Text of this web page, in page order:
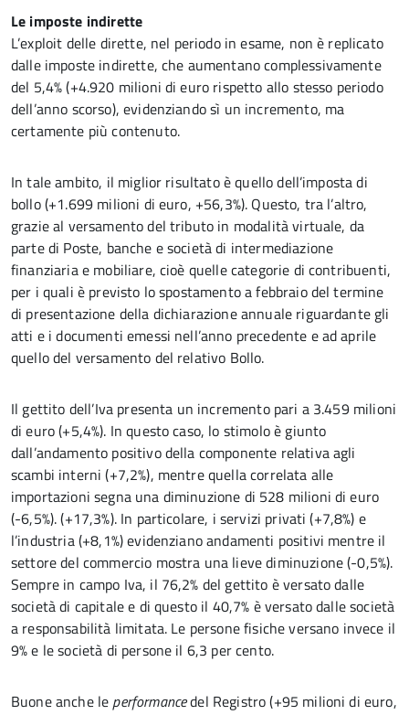
Le imposte indirette
L’exploit delle dirette, nel periodo in esame, non è replicato
dalle imposte indirette, che aumentano complessivamente
del 5,4% (+4.920 milioni di euro rispetto allo stesso periodo
dell’anno scorso), evidenziando sì un incremento, ma
certamente più contenuto.
In tale ambito, il miglior risultato è quello dell’imposta di
bollo (+1.699 milioni di euro, +56,3%). Questo, tra l’altro,
grazie al versamento del tributo in modalità virtuale, da
parte di Poste, banche e società di intermediazione
finanziaria e mobiliare, cioè quelle categorie di contribuenti,
per i quali è previsto lo spostamento a febbraio del termine
di presentazione della dichiarazione annuale riguardante gli
atti e i documenti emessi nell’anno precedente e ad aprile
quello del versamento del relativo Bollo.
Il gettito dell’Iva presenta un incremento pari a 3.459 milioni
di euro (+5,4%). In questo caso, lo stimolo è giunto
dall’andamento positivo della componente relativa agli
scambi interni (+7,2%), mentre quella correlata alle
importazioni segna una diminuzione di 528 milioni di euro
(-6,5%). (+17,3%). In particolare, i servizi privati (+7,8%) e
l’industria (+8,1%) evidenziano andamenti positivi mentre il
settore del commercio mostra una lieve diminuzione (-0,5%).
Sempre in campo Iva, il 76,2% del gettito è versato dalle
società di capitale e di questo il 40,7% è versato dalle società
a responsabilità limitata. Le persone fisiche versano invece il
9% e le società di persone il 6,3 per cento.
Buone anche le performancedel Registro (+95 milioni di euro,